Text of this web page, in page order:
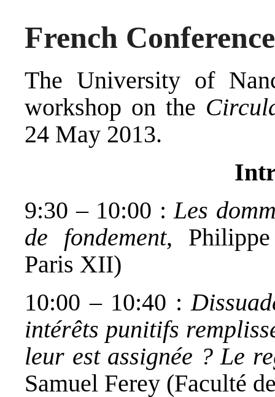
French
The University of
workshop on the
24 May 2013.
9:30 – 10:00 : Les
de fondement,
Paris XII)
10:00 – 10:40 :
intérêts punitifs
leur est assignée ? Le
Samuel Ferey (Faculté